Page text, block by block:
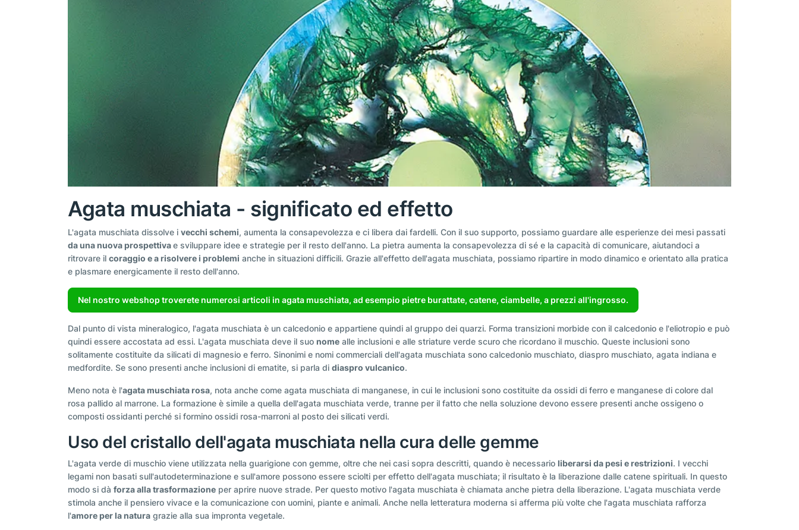
Agata muschiata - significato ed effetto
L'agata muschiata dissolve i vecchi schemi, aumenta la consapevolezza e ci libera dai fardelli. Con il suo supporto, possiamo guardare alle esperienze dei mesi passati
da una nuova prospettivae sviluppare idee e strategie per il resto dell'anno. La pietra aumenta la consapevolezza di sé e la capacità di comunicare, aiutandoci a
ritrovare il coraggio e a risolvere i problemi anche in situazioni difficili. Grazie all'effetto dell'agata muschiata, possiamo ripartire in modo dinamico e orientato alla pratica
e plasmare energicamente il resto dell'anno.
Nel nostro webshop troverete numerosi articoli in agata muschiata, ad esempio pietre burattate, catene, ciambelle, a prezzi all'ingrosso.
Dal punto di vista mineralogico, l'agata muschiata è un calcedonio e appartiene quindi al gruppo dei quarzi. Forma transizioni morbide con il calcedonio e l'eliotropio e può
quindi essere accostata ad essi. L'agata muschiata deve il suo nome alle inclusioni e alle striature verde scuro che ricordano il muschio. Queste inclusioni sono
solitamente costituite da silicati di magnesio e ferro. Sinonimi e nomi commerciali dell'agata muschiata sono calcedonio muschiato, diaspro muschiato, agata indiana e
medfordite. Se sono presenti anche inclusioni di ematite, si parla di diaspro vulcanico.
Meno nota è l'agata muschiata rosa, nota anche come agata muschiata di manganese, in cui le inclusioni sono costituite da ossidi di ferro e manganese di colore dal
rosa pallido al marrone. La formazione è simile a quella dell'agata muschiata verde, tranne per il fatto che nella soluzione devono essere presenti anche ossigeno o
composti ossidanti perché si formino ossidi rosa-marroni al posto dei silicati verdi.
Uso del cristallo dell'agata muschiata nella cura delle gemme
L'agata verde di muschio viene utilizzata nella guarigione con gemme, oltre che nei casi sopra descritti, quando è necessario liberarsi da pesi e restrizioni. I vecchi
legami non basati sull'autodeterminazione e sull'amore possono essere sciolti per effetto dell'agata muschiata; il risultato è la liberazione dalle catene spirituali. In questo
modo si dà forza alla trasformazione per aprire nuove strade. Per questo motivo l'agata muschiata è chiamata anche pietra della liberazione. L'agata muschiata verde
stimola anche il pensiero vivace e la comunicazione con uomini, piante e animali. Anche nella letteratura moderna si afferma più volte che l'agata muschiata rafforza
l'amore per la natura grazie alla sua impronta vegetale.